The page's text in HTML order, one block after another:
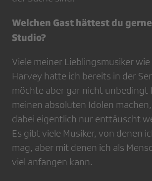
Welchen Gast hättest du
Studio?
Viele meiner Lieblingsmusiker wie
Harvey hatte ich bereits in der
möchte aber gar nicht unbedingt
meinen absoluten Idolen
dabei eigentlich nur enttäuscht
Es gibt viele Musiker, von denen
mag, aber mit denen ich als
viel anfangen kann.